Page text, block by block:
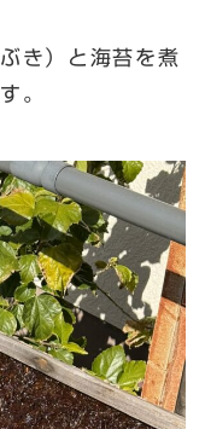
き）と海苔を煮
。